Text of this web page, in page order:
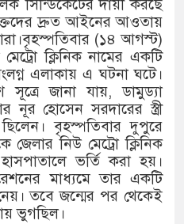
সংবিধান অনুযায়ী যথাসময়ে রাষ্ট্রপতি
১৫২২ পুলিশ সদস্যকে চাকরিতে
খিলক্ষেত থানা বিএনপির যুগ্ম আহ্বায়ক
দেশের ৬ অঞ্চলে ঝড়ের আভাস
সার্ককে আরও গতিশীল করতে চায়
প্রেমের সম্পর্ক ছিন্ন না করায় মা-
সিন্ডিকেটের দায়ী করছে
দ্রুত আইনের আওতায়
(১৪ আগস্ট)
ক্লিনিক নামের একটি
এলাকায় এ ঘটনা ঘটে।
জানা যায়, ডামুড্যা
নূর হোসেন সরদারের স্ত্রী
বৃহস্পতিবার দুপুরে
নিউ মেট্রো ক্লিনিক
ভর্তি করা হয়।
মাধ্যমে তার একটি
তবে জন্মের পর থেকেই
ভুগছিল।